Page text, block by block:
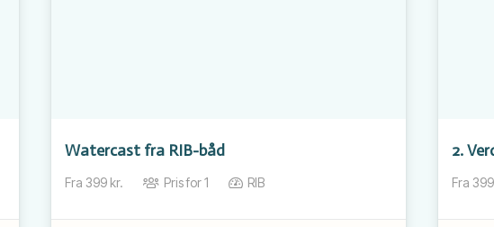
Watercast fra RIB-båd
Fra 399kr. Pris for1 RIB
2.
Fra 399